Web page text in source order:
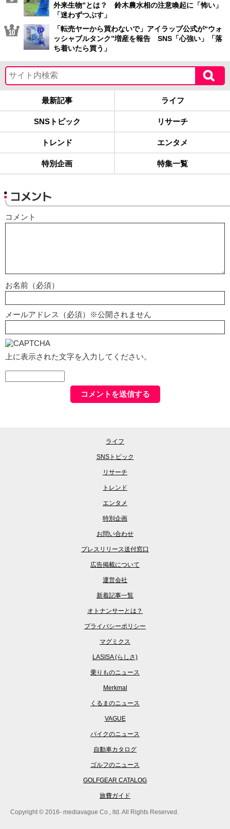
外来生物”とは？ 鈴木農水相の注意喚起に「怖い」
「迷わずつぶす」
「転売ヤーから買わないで」アイラップ公式が“ウォ
ッシャブルタンク”増産を報告 SNS「心強い」「落
ち着いたら買う」
最新記事 ライフ
SNSトピック リサーチ
トレンド エンタメ
特別企画 特集一覧
コメント
コメント
お名前（必須）
メールアドレス（必須）※公開されません
上に表示された文字を入力してください。
ライフ
SNSトピック
リサーチ
トレンド
エンタメ
特別企画
お問い合わせ
プレスリリース送付窓口
広告掲載について
運営会社
新着記事一覧
オトナンサーとは？
プライバシーポリシー
マグミクス
LASISA (らしさ)
乗りものニュース
Merkmal
くるまのニュース
VAGUE
バイクのニュース
自動車カタログ
ゴルフのニュース
GOLFGEAR CATALOG
旅費ガイド
Copyright © 2016- mediavague Co., ltd. All Rights Reserved.